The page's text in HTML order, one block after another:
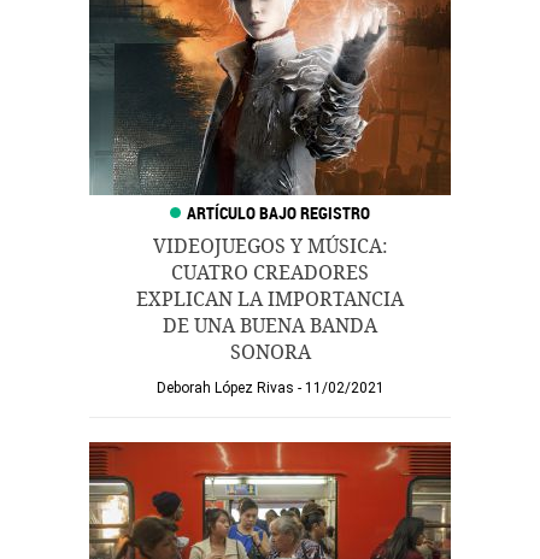
VIDEOJUEGOS Y MÚSICA:
CUATRO CREADORES
EXPLICAN LA IMPORTANCIA
DE UNA BUENA BANDA
SONORA
Deborah López Rivas 11/02/2021